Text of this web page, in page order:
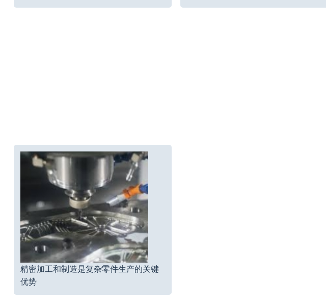
精密加工和制造是复杂零件生产的关键
优势